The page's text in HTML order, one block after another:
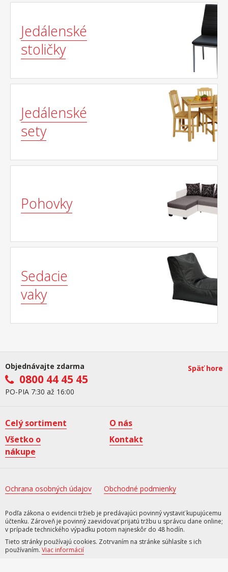
Jedálenské
stoličky
Jedálenské
sety
Pohovky
Sedacie
vaky
Objednávajte zdarma
0800 44 45 45
PO-PIA 7:30 až 16:00
Späť hore
Celý sortiment
O nás
Všetko o
nákupe
Kontakt
Ochrana osobných údajov Obchodné podmienky
Podľa zákona o evidencii tržieb je predávajúci povinný vystaviť kupujúcemu
účtenku. Zároveň je povinný zaevidovať prijatú tržbu u správcu dane online;
v prípade technického výpadku potom najneskôr do 48 hodín.
Tieto stránky používajú cookies. Zotrvaním na stránke súhlasíte s ich
používaním. Viac informácií